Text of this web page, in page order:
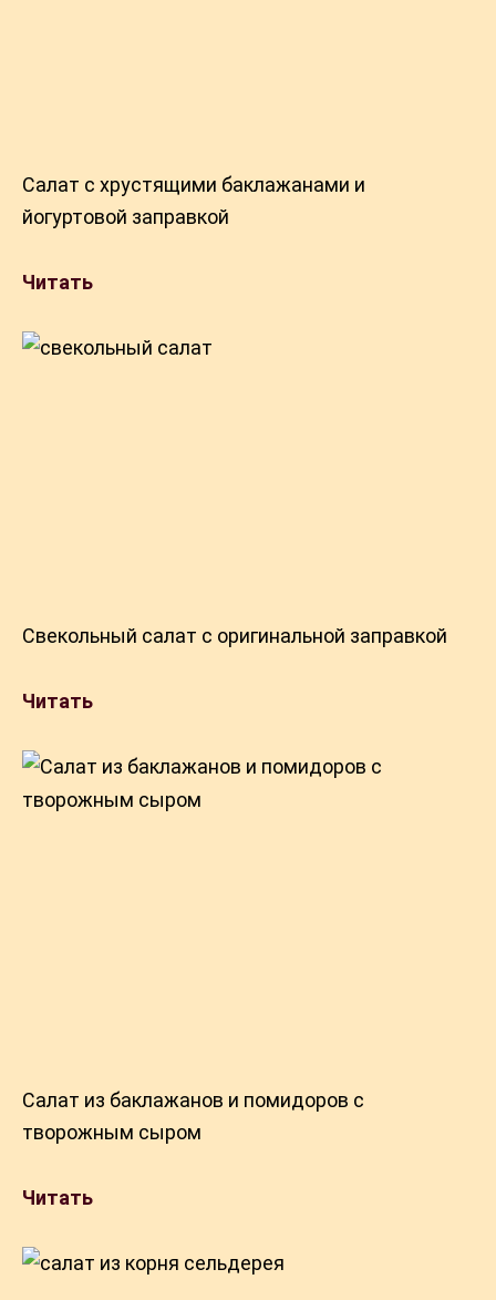
Салат с хрустящими баклажанами и
йогуртовой заправкой
Читать
Свекольный салат с оригинальной заправкой
Читать
Салат из баклажанов и помидоров с
творожным сыром
Читать